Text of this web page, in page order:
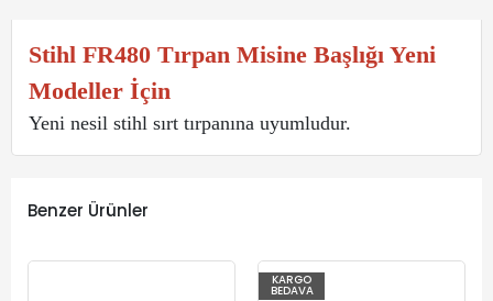
Stihl FR480 Tırpan Misine Başlığı Yeni
Modeller İçin
Yeni nesil stihl sırt tırpanına uyumludur.
Benzer Ürünler
KARGO
BEDAVA